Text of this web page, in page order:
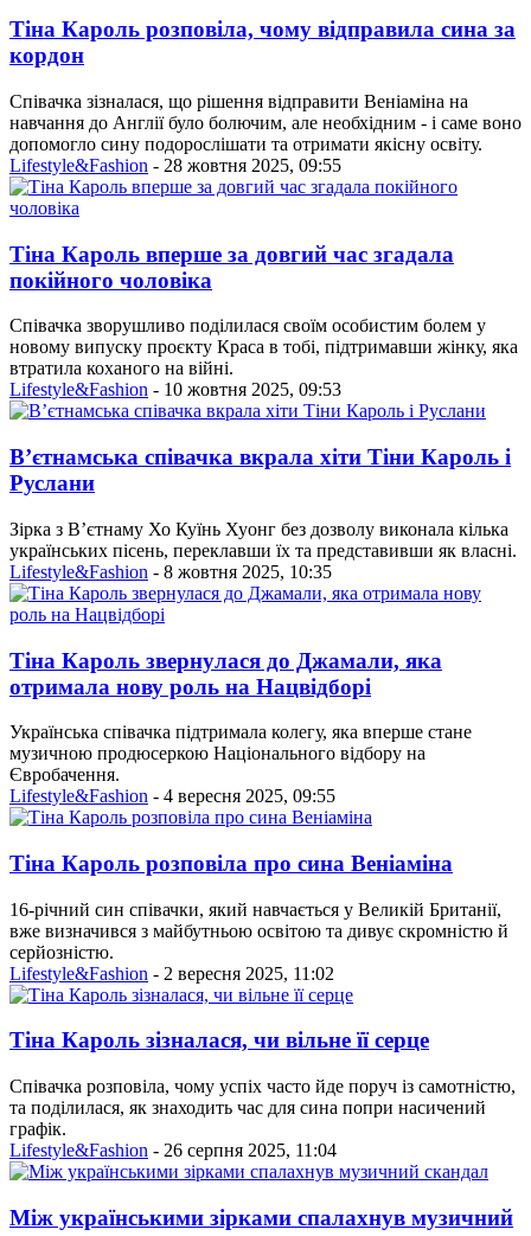
Тіна Кароль розповіла, чому відправила сина за
кордон
Співачка зізналася, що рішення відправити Веніаміна на
навчання до Англії було болючим, але необхідним - і саме воно
допомогло сину подорослішати та отримати якісну освіту.
Lifestyle&Fashion - 28 жовтня 2025, 09:55
Тіна Кароль вперше за довгий час згадала
покійного чоловіка
Співачка зворушливо поділилася своїм особистим болем у
новому випуску проєкту Краса в тобі, підтримавши жінку, яка
втратила коханого на війні.
Lifestyle&Fashion - 10 жовтня 2025, 09:53
В’єтнамська співачка вкрала хіти Тіни Кароль і
Руслани
Зірка з В’єтнаму Хо Куїнь Хуонг без дозволу виконала кілька
українських пісень, переклавши їх та представивши як власні.
Lifestyle&Fashion - 8 жовтня 2025, 10:35
Тіна Кароль звернулася до Джамали, яка
отримала нову роль на Нацвідборі
Українська співачка підтримала колегу, яка вперше стане
музичною продюсеркою Національного відбору на
Євробачення.
Lifestyle&Fashion - 4 вересня 2025, 09:55
Тіна Кароль розповіла про сина Веніаміна
16-річний син співачки, який навчається у Великій Британії,
вже визначився з майбутньою освітою та дивує скромністю й
серйозністю.
Lifestyle&Fashion - 2 вересня 2025, 11:02
Тіна Кароль зізналася, чи вільне її серце
Співачка розповіла, чому успіх часто йде поруч із самотністю,
та поділилася, як знаходить час для сина попри насичений
графік.
Lifestyle&Fashion - 26 серпня 2025, 11:04
Між українськими зірками спалахнув музичний